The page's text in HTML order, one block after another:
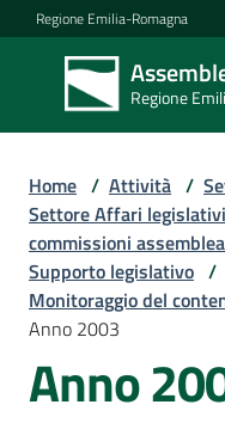
Vai al contenuto
Vai alla navigazione
Vai al footer
Regione Emilia-Romagna
Regione
Assemblea
legislativa
Regione Emilia-
Assemblea
Home / Attività /
Settore Affari
commissioni
Supporto legislativo /
Monitoraggio del
Anno 2003
Anno